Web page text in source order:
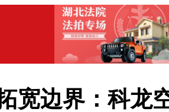
宽边界：科龙